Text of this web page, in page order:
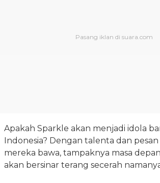
Apakah Sparkle akan menjadi idola
Indonesia? Dengan talenta dan
mereka bawa, tampaknya masa
akan bersinar terang secerah